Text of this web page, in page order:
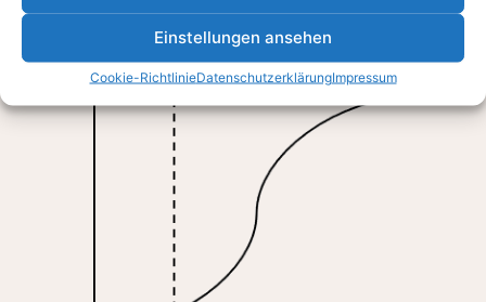
Einstellungen ansehen
Cookie-RichtlinieDatenschutzerklärungImpressum